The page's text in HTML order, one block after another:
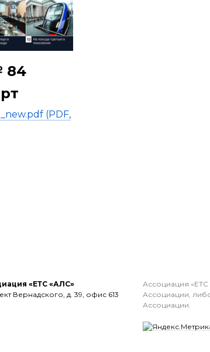
84
(PDF,
«ЕТС «АЛС»
Вернадского, д. 39, офис 613
Ассоциация
Ассоциации,
Ассоциации.